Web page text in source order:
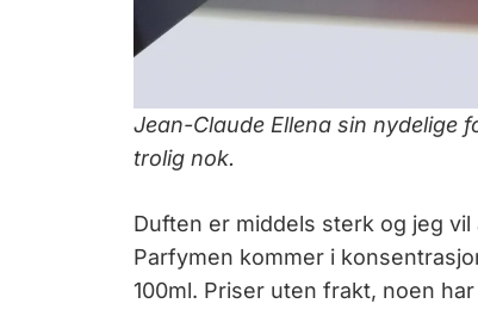
Jean-Claude Ellena sin nydelige
trolig nok.
Duften er middels sterk og jeg
Parfymen kommer i
100ml. Priser uten frakt, noen